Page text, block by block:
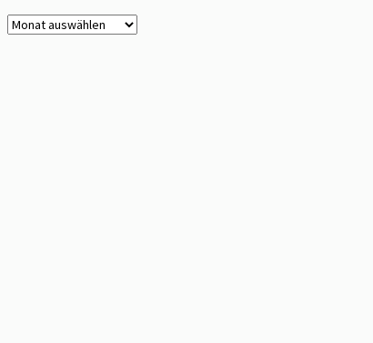
Archiv